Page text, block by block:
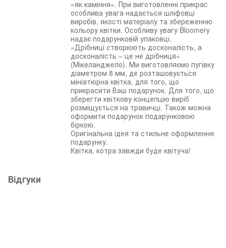
«як каміння». При виготовленні прикрас
особлива увага надається шліфовці
виробів, якості матеріалу та збереженню
кольору квітки. Особливу увагу Bloomery
надає подарунковій упаковці.
«Дрібниці створюють досконалість, а
досконалість – це не дрібниця»
(Мікеланджело). Ми виготовляємо пугівку
діаметром 8 мм, де розташовується
мініатюрна квітка, для того, що
прикрасити Ваш подарунок. Для того, що
зберегти квіткову концепцію виріб
розміщується на травичці. Також можна
оформити подарунок подарунковою
біркою.
Оригінальна ідея та стильне оформлення
подарунку.
Квітка, котра завжди буде квітуча!
Відгуки